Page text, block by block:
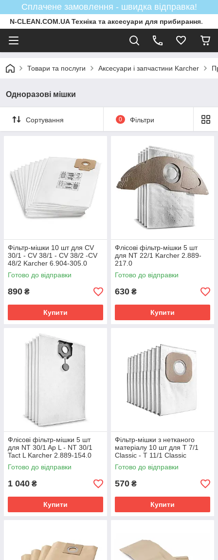
Сплачене замовлення - швидка відправка!
N-CLEAN.COM.UA Техніка та аксесуари для прибирання.
Товари та послуги Аксесуари і запчастини Karcher
Одноразові мішки
Сортування 0 Фільтри
Фільтр-мішки 10 шт для CV
30/1 - CV 38/1 - CV 38/2 -CV
48/2 Karcher 6.904-305.0
Готово до відправки
890 ₴
Купити
Флісові фільтр-мішки 5 шт
для NT 22/1 Karcher 2.889-
217.0
Готово до відправки
630 ₴
Купити
Флісові фільтр-мішки 5 шт
для NT 30/1 Ap L - NT 30/1
Tact L Karcher 2.889-154.0
Готово до відправки
1 040 ₴
Купити
Фільтр-мішки з нетканого
матеріалу 10 шт для T 7/1
Classic - Т 11/1 Classic
Karcher 6.904-084.0
Готово до відправки
570 ₴
Купити